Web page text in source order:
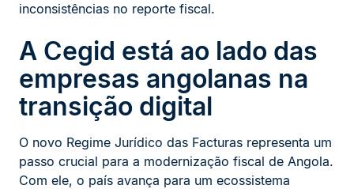
inconsistências no reporte fiscal.
A Cegid está ao lado das
empresas angolanas na
transição digital
O novo Regime Jurídico das Facturas representa um
passo crucial para a modernização fiscal de Angola.
Com ele, o país avança para um ecossistema